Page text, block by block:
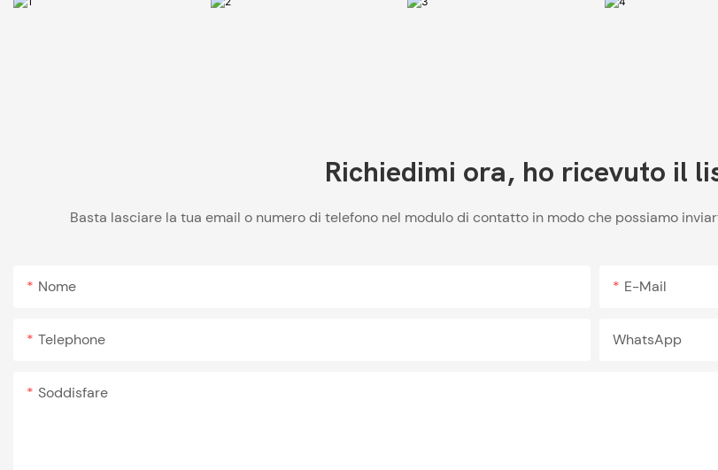
Richiedimi ora, ho ricevuto il
Basta lasciare la tua email o numero di telefono nel modulo di contatto in modo che possiamo
Nome E-Mail
Telephone WhatsApp
Soddisfare